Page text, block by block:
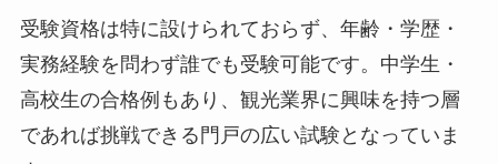
受験資格は特に設けられておらず、年齢・学歴・
実務経験を問わず誰でも受験可能です。中学生・
高校生の合格例もあり、観光業界に興味を持つ層
であれば挑戦できる門戸の広い試験となっていま